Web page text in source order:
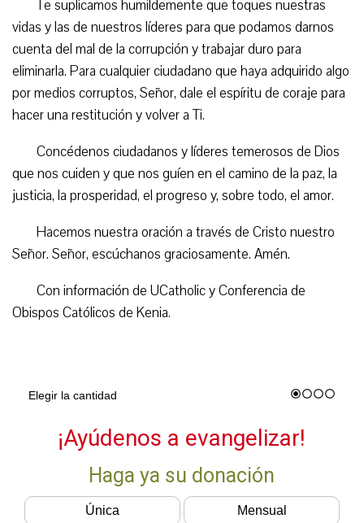
Te suplicamos humildemente que toques nuestras
vidas y las de nuestros líderes para que podamos darnos
cuenta del mal de la corrupción y trabajar duro para
eliminarla. Para cualquier ciudadano que haya adquirido algo
por medios corruptos, Señor, dale el espíritu de coraje para
hacer una restitución y volver a Ti.
Concédenos ciudadanos y líderes temerosos de Dios
que nos cuiden y que nos guíen en el camino de la paz, la
justicia, la prosperidad, el progreso y, sobre todo, el amor.
Hacemos nuestra oración a través de Cristo nuestro
Señor. Señor, escúchanos graciosamente. Amén.
Con información de UCatholic y Conferencia de
Obispos Católicos de Kenia.